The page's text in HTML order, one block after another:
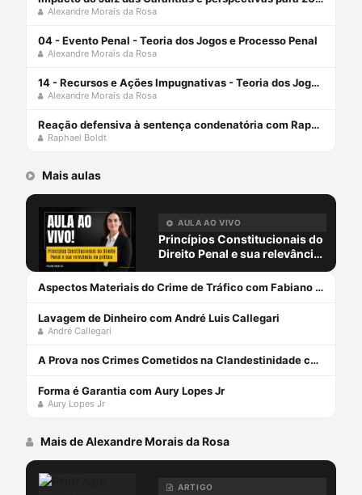
Alexandre Morais da Rosa
04 - Evento Penal - Teoria dos Jogos e Processo Penal
Alexandre Morais da Rosa
14 - Recursos e Ações Impugnativas - Teoria dos Jogos e Processo Penal
Alexandre Morais da Rosa
Reação defensiva à sentença condenatória com Raphael Boldt e Alexandre Morais da Rosa
Raphael Boldt
Mais aulas
AULA AO VIVO
Princípios Constitucionais do
Direito Penal e sua relevância
Sá
Aspectos Materiais do Crime de Tráfico com Fabiano Lopes
Lavagem de Dinheiro com André Luis Callegari
André Callegari
A Prova nos Crimes Cometidos na Clandestinidade com Maíra Fernandes
Forma é Garantia com Aury Lopes Jr
Aury Lopes Jr
Mais de Alexandre Morais da Rosa
ARTIGO